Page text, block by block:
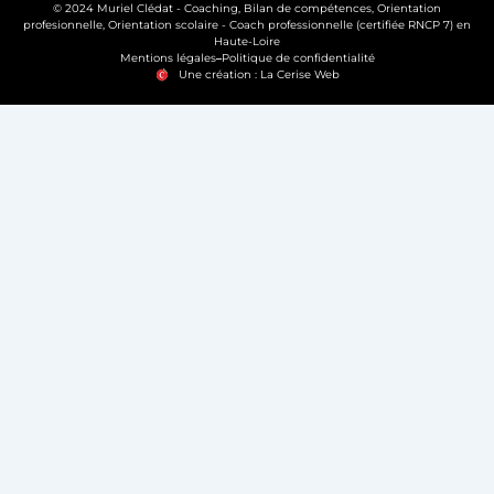
© 2024 Muriel Clédat - Coaching, Bilan de compétences, Orientation
profesionnelle, Orientation scolaire - Coach professionnelle (certifiée RNCP 7) en
Haute-Loire
Mentions légales Politique de confidentialité
Une création : La Cerise Web